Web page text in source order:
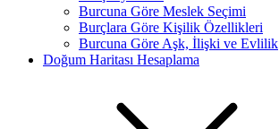
Burcuna Göre Meslek Seçimi
Burçlara Göre Kişilik Özellikleri
Burcuna Göre Aşk, İlişki ve Evlilik
Doğum Haritası Hesaplama